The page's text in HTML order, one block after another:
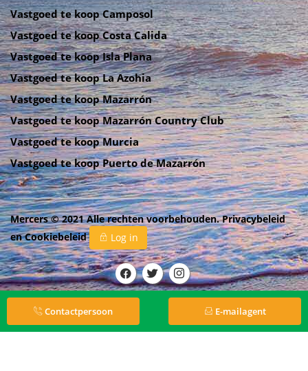
Vastgoed te koop Camposol
Vastgoed te koop Costa Calida
Vastgoed te koop Isla Plana
Vastgoed te koop La Azohia
Vastgoed te koop Mazarrón
Vastgoed te koop Mazarrón Country Club
Vastgoed te koop Murcia
Vastgoed te koop Puerto de Mazarrón
Mercers © 2021 Alle rechten voorbehouden.Privacybeleid
enCookiebeleid Log in
Contactpersoon E-mailagent